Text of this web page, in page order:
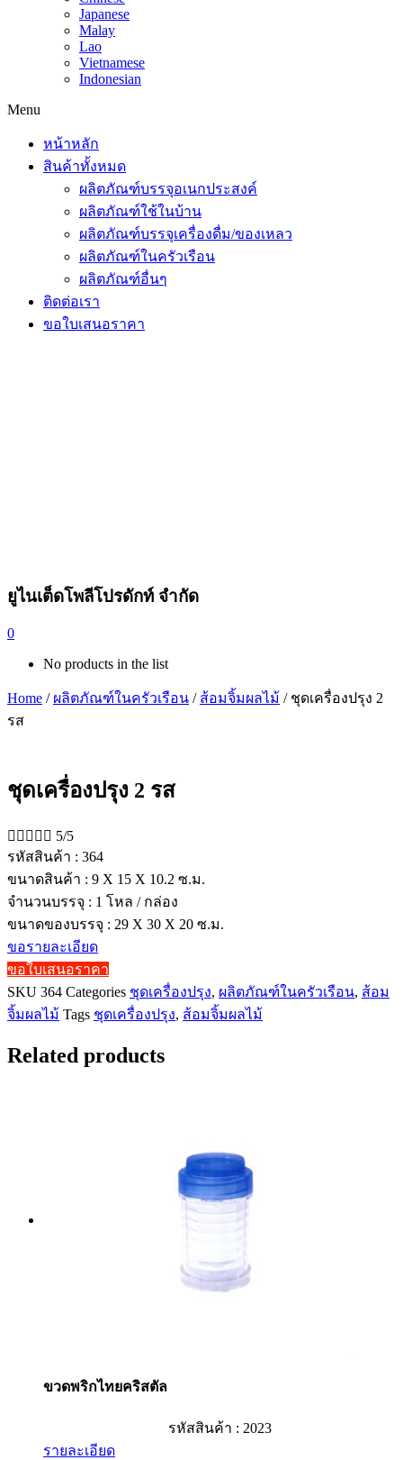
Japanese
Malay
Lao
Vietnamese
Indonesian
Menu
หน้าหลัก
สินค้าทั้งหมด
ผลิตภัณฑ์บรรจุอเนกประสงค์
ผลิตภัณฑ์ใช้ในบ้าน
ผลิตภัณฑ์บรรจุเครื่องดื่ม/ของเหลว
ผลิตภัณฑ์ในครัวเรือน
ผลิตภัณฑ์อื่นๆ
ติดต่อเรา
ขอใบเสนอราคา
ยูไนเต็ดโพลีโปรดักท์ จำกัด
0
No products in the list
Home / ผลิตภัณฑ์ในครัวเรือน / ส้อมจิ้มผลไม้ / ชุดเครื่องปรุง 2
รส
ชุดเครื่องปรุง 2 รส
     5/5
รหัสสินค้า : 364
ขนาดสินค้า : 9 X 15 X 10.2 ซ.ม.
จำนวนบรรจุ : 1 โหล / กล่อง
ขนาดของบรรจุ : 29 X 30 X 20 ซ.ม.
ขอรายละเอียด
ขอใบเสนอราคา
SKU 364 Categories ชุดเครื่องปรุง, ผลิตภัณฑ์ในครัวเรือน, ส้อม
จิ้มผลไม้ Tags ชุดเครื่องปรุง, ส้อมจิ้มผลไม้
Related products
ขวดพริกไทยคริสตัล
รหัสสินค้า : 2023
รายละเอียด